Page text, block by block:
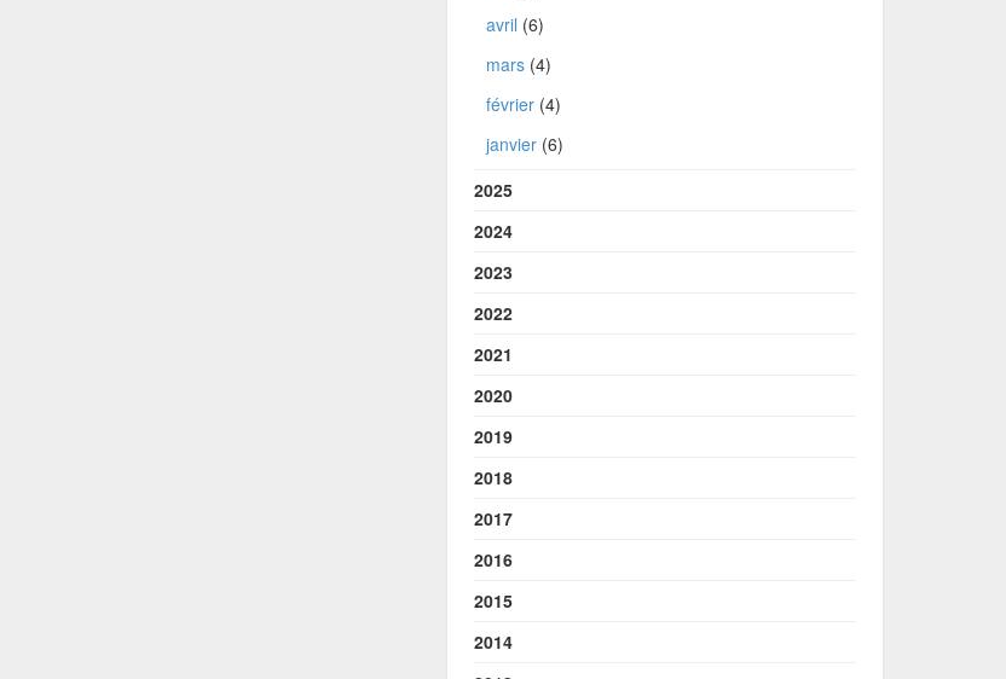
avril (6)
mars(4)
février(4)
janvier(6)
2025
2024
2023
2022
2021
2020
2019
2018
2017
2016
2015
2014